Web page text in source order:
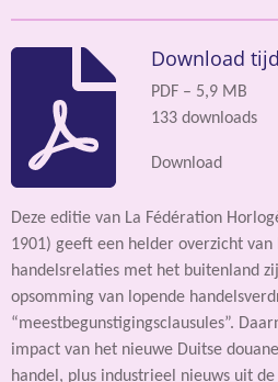
Download
PDF – 5,9 MB
133 downloads
Download
Deze editie van La Fédération
1901) geeft een helder overzicht van
handelsrelaties met het buitenland
opsomming van lopende
“meestbegunstigingsclausules”.
impact van het nieuwe Duitse
handel, plus industrieel nieuws uit